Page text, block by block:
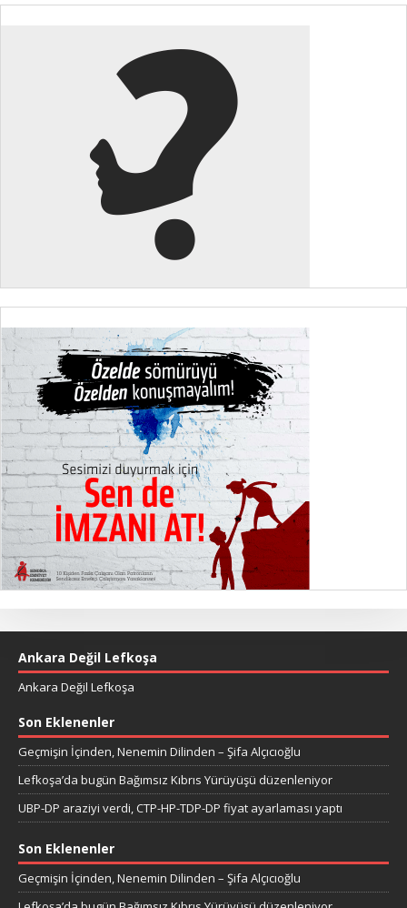
Ankara Değil Lefkoşa
Ankara Değil Lefkoşa
Son Eklenenler
Geçmişin İçinden, Nenemin Dilinden – Şifa Alçıcıoğlu
Lefkoşa’da bugün Bağımsız Kıbrıs Yürüyüşü düzenleniyor
UBP-DP araziyi verdi, CTP-HP-TDP-DP fiyat ayarlaması yaptı
Son Eklenenler
Geçmişin İçinden, Nenemin Dilinden – Şifa Alçıcıoğlu